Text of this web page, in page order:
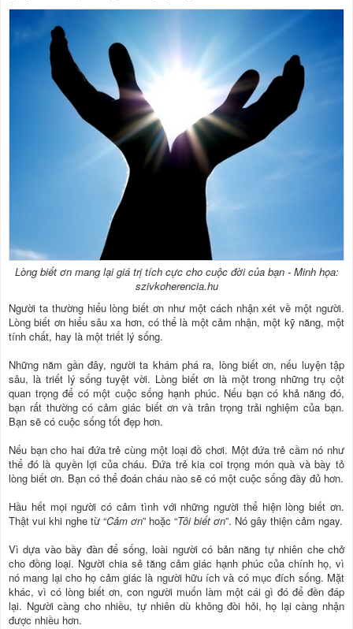
Lòng biết ơn mang lại giá trị tích cực cho cuộc đời của bạn - Minh họa:
szivkoherencia.hu
Người ta thường hiểu lòng biết ơn như một cách nhận xét về một người.
Lòng biết ơn hiểu sâu xa hơn, có thể là một cảm nhận, một kỹ năng, một
tính chất, hay là một triết lý sống.
Những năm gần đây, người ta khám phá ra, lòng biết ơn, nếu luyện tập
sâu, là triết lý sống tuyệt vời. Lòng biết ơn là một trong những trụ cột
quan trọng để có một cuộc sống hạnh phúc. Nếu bạn có khả năng đó,
bạn rất thường có cảm giác biết ơn và trân trọng trải nghiệm của bạn.
Bạn sẽ có cuộc sống tốt đẹp hơn.
Nếu bạn cho hai đứa trẻ cùng một loại đồ chơi. Một đứa trẻ cầm nó như
thể đó là quyền lợi của cháu. Đứa trẻ kia coi trọng món quà và bày tỏ
lòng biết ơn. Bạn có thể đoán cháu nào sẽ có một cuộc sống đầy đủ hơn.
Hầu hết mọi người có cảm tình với những người thể hiện lòng biết ơn.
Thật vui khi nghe từ “Cảm ơn” hoặc “Tôi biết ơn”. Nó gây thiện cảm ngay.
Vì dựa vào bầy đàn để sống, loài người có bản năng tự nhiên che chở
cho đồng loại. Người chia sẻ tăng cảm giác hạnh phúc của chính họ, vì
nó mang lại cho họ cảm giác là người hữu ích và có mục đích sống. Mặt
khác, vì có lòng biết ơn, con người muốn làm một cái gì đó để đền đáp
lại. Người càng cho nhiều, tự nhiên dù không đòi hỏi, họ lại càng nhận
được nhiều hơn.